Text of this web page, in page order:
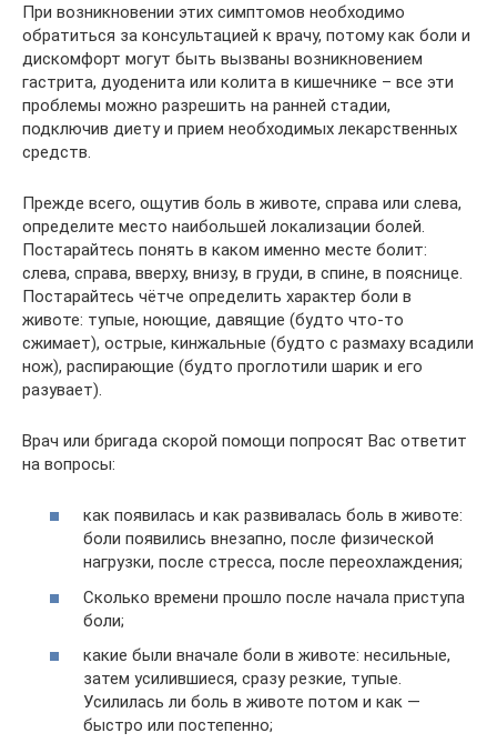
При возникновении этих симптомов необходимо
обратиться за консультацией к врачу, потому как боли и
дискомфорт могут быть вызваны возникновением
гастрита, дуоденита или колита в кишечнике – все эти
проблемы можно разрешить на ранней стадии,
подключив диету и прием необходимых лекарственных
средств.
Прежде всего, ощутив боль в животе, справа или слева,
определите место наибольшей локализации болей.
Постарайтесь понять в каком именно месте болит:
слева, справа, вверху, внизу, в груди, в спине, в пояснице.
Постарайтесь чётче определить характер боли в
животе: тупые, ноющие, давящие (будто что-то
сжимает), острые, кинжальные (будто с размаху всадили
нож), распирающие (будто проглотили шарик и его
разувает).
Врач или бригада скорой помощи попросят Вас ответит
на вопросы:
как появилась и как развивалась боль в животе:
боли появились внезапно, после физической
нагрузки, после стресса, после переохлаждения;
Сколько времени прошло после начала приступа
боли;
какие были вначале боли в животе: несильные,
затем усилившиеся, сразу резкие, тупые.
Усилилась ли боль в животе потом и как —
быстро или постепенно;